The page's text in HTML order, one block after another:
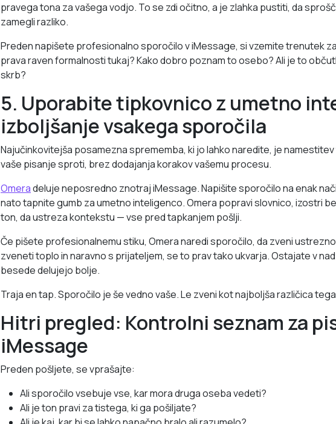
pravega tona za vašega vodjo. To se zdi očitno, a je zlahka pustiti, da
zamegli razliko.
Preden napišete profesionalno sporočilo v iMessage, si vzemite trenutek
prava raven formalnosti tukaj? Kako dobro poznam to osebo? Ali je to
skrb?
5. Uporabite tipkovnico z umetno
izboljšanje vsakega sporočila
Najučinkovitejša posamezna sprememba, ki jo lahko naredite, je
vaše pisanje sproti, brez dodajanja korakov vašemu procesu.
Omeradeluje neposredno znotraj iMessage. Napišite sporočilo na enak
nato tapnite gumb za umetno inteligenco. Omera popravi slovnico, izostri
ton, da ustreza kontekstu — vse pred tapkanjem pošlji.
Če pišete profesionalnemu stiku, Omera naredi sporočilo, da zveni
zveneti toplo in naravno s prijateljem, se to prav tako ukvarja. Ostajate v
besede delujejo bolje.
Traja en tap. Sporočilo je še vedno vaše. Le zveni kot najboljša različica
Hitri pregled: Kontrolni seznam za
iMessage
Preden pošljete, se vprašajte:
Ali sporočilo vsebuje vse, kar mora druga oseba vedeti?
Ali je ton pravi za tistega, ki ga pošiljate?